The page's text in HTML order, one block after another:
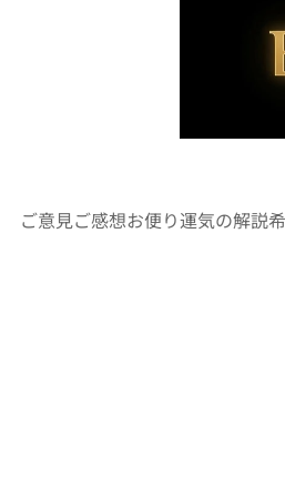
📩ご意見ご感想お便り運気の解